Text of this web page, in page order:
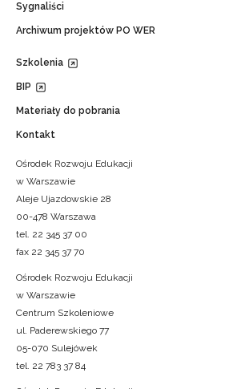
Sygnaliści
Archiwum projektów PO WER
Szkolenia
BIP
Materiały do pobrania
Kontakt
Ośrodek Rozwoju Edukacji
w Warszawie
Aleje Ujazdowskie 28
00-478 Warszawa
tel. 22 345 37 00
fax 22 345 37 70
Ośrodek Rozwoju Edukacji
w Warszawie
Centrum Szkoleniowe
ul. Paderewskiego 77
05-070 Sulejówek
tel. 22 783 37 84